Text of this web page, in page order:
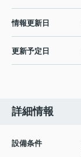
情報更新日
更新予定日
詳細情報
設備条件